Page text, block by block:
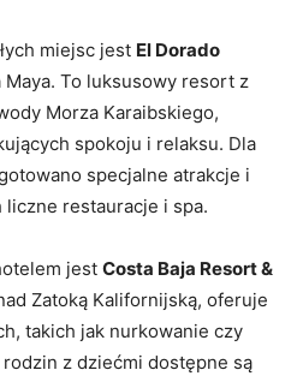
miejsc jest El Dorado
Maya. To luksusowy resort z
Morza Karaibskiego,
spokoju i relaksu. Dla
specjalne atrakcje i
liczne restauracje i spa.
jest Costa Baja Resort &
Zatoką Kalifornijską, oferuje
takich jak nurkowanie czy
rodzin z dziećmi dostępne są